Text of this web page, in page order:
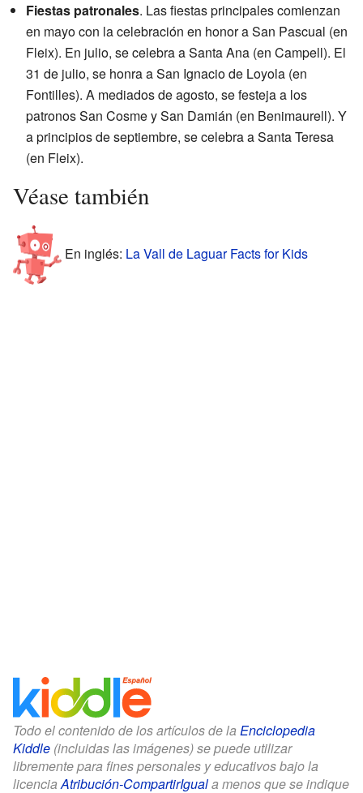
Fiestas patronales. Las fiestas principales comienzan
en mayo con la celebración en honor a San Pascual (en
Fleix). En julio, se celebra a Santa Ana (en Campell). El
31 de julio, se honra a San Ignacio de Loyola (en
Fontilles). A mediados de agosto, se festeja a los
patronos San Cosme y San Damián (en Benimaurell). Y
a principios de septiembre, se celebra a Santa Teresa
(en Fleix).
Véase también
En inglés: La Vall de Laguar Facts for Kids
Todo el contenido de los artículos de la Enciclopedia
Kiddle (incluidas las imágenes) se puede utilizar
libremente para fines personales y educativos bajo la
licenciaAtribución-CompartirIguala menos que se indique